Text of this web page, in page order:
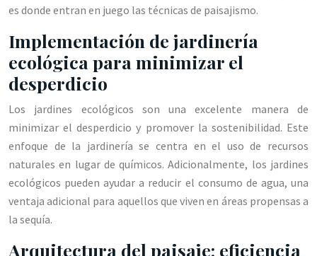
es donde entran en juego las técnicas de paisajismo.
Implementación de jardinería
ecológica para minimizar el
desperdicio
Los jardines ecológicos son una excelente manera de
minimizar el desperdicio y promover la sostenibilidad. Este
enfoque de la jardinería se centra en el uso de recursos
naturales en lugar de químicos. Adicionalmente, los jardines
ecológicos pueden ayudar a reducir el consumo de agua, una
ventaja adicional para aquellos que viven en áreas propensas a
la sequía.
Arquitectura del paisaje: eficiencia